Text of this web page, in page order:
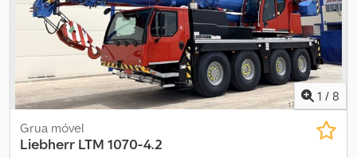
1 / 8
Grua móvel
Liebherr LTM 1070-4.2